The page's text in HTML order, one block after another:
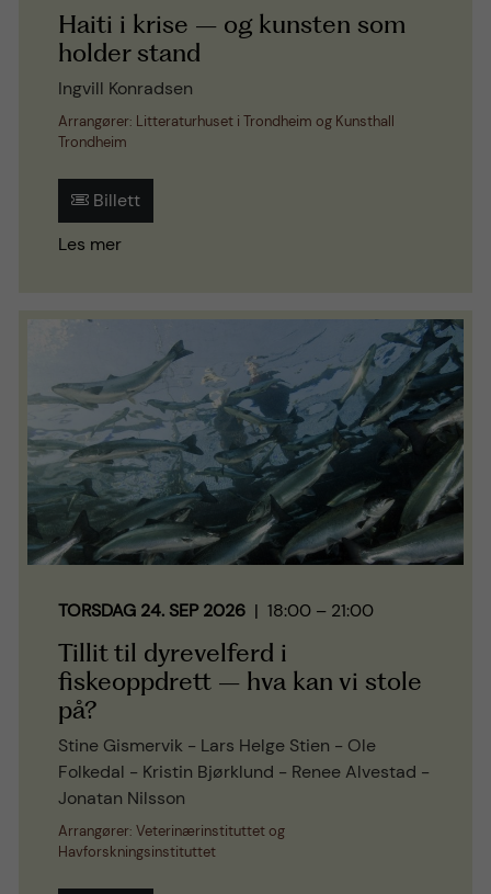
Haiti i krise – og kunsten som
holder stand
Ingvill Konradsen
Arrangører: Litteraturhuset i Trondheim og Kunsthall
Trondheim
Billett
Les mer
TORSDAG 24. SEP 2026 | 18:00 – 21:00
Tillit til dyrevelferd i
fiskeoppdrett – hva kan vi stole
på?
Stine Gismervik - Lars Helge Stien - Ole
Folkedal - Kristin Bjørklund - Renee Alvestad -
Jonatan Nilsson
Arrangører: Veterinærinstituttet og
Havforskningsinstituttet